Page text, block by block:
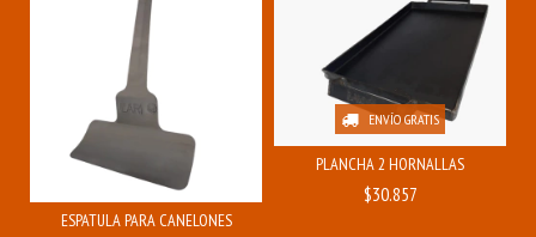
ESPATULA PARA CANELONES
ENVÍO GRATIS
PLANCHA 2 HORNALLAS
$30.857